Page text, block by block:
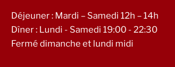
Déjeuner : Mardi – Samedi 12h – 14h
Dîner : Lundi - Samedi 19:00 - 22:30
Fermé dimanche et lundi midi